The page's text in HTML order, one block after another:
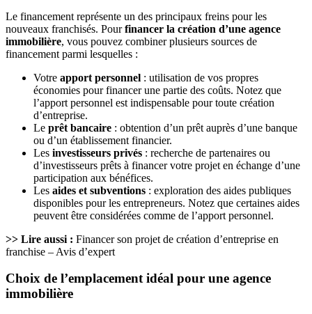
Le financement représente un des principaux freins pour les
nouveaux franchisés. Pourfinancer la création d’une agence
immobilière, vous pouvez combiner plusieurs sources de
financement parmi lesquelles :
Votre apport personnel : utilisation de vos propres
économies pour financer une partie des coûts. Notez que
l’apport personnel est indispensable pour toute création
d’entreprise.
Le prêt bancaire : obtention d’un prêt auprès d’une banque
ou d’un établissement financier.
Les investisseurs privés : recherche de partenaires ou
d’investisseurs prêts à financer votre projet en échange d’une
participation aux bénéfices.
Les aides et subventions : exploration des aides publiques
disponibles pour les entrepreneurs. Notez que certaines aides
peuvent être considérées comme de l’apport personnel.
>> Lire aussi : Financer son projet de création d’entreprise en
franchise – Avis d’expert
Choix de l’emplacement idéal pour une agence
immobilière